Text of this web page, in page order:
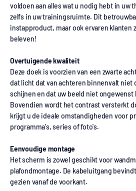
voldoen aan alles wat u nodig hebt in uw
zelfs in uw trainingsruimte. Dit
instapproduct, maar ook ervaren klanten
beleven!
Overtuigende kwaliteit
Deze doek is voorzien van een zwarte
dat licht dat van achteren binnenvalt niet
schijnen en dat uw beeld niet ongewenst
Bovendien wordt het contrast versterkt
krijgt u de ideale omstandigheden voor
programma's, series of foto's.
Eenvoudige montage
Het scherm is zowel geschikt voor
plafondmontage. De kabeluitgang
gezien vanaf de voorkant.